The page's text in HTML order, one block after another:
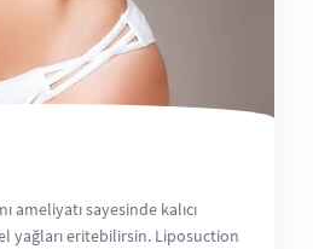
ameliyatı sayesinde kalıcı
yağları eritebilirsin. Liposuction